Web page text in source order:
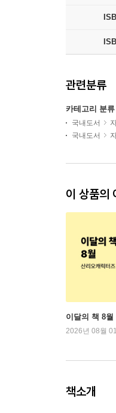
관련분류
카테고리 분류
국내도서
국내도서
이 상품의
이달의 책 8월
2026년 08월
책소개